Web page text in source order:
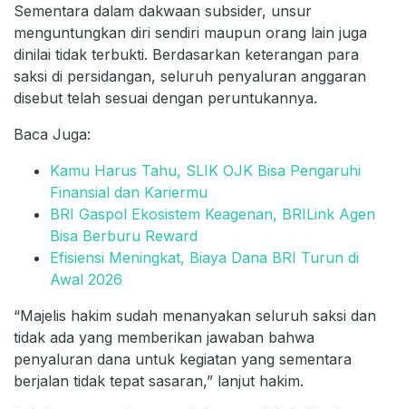
Sementara dalam dakwaan subsider, unsur
menguntungkan diri sendiri maupun orang lain juga
dinilai tidak terbukti. Berdasarkan keterangan para
saksi di persidangan, seluruh penyaluran anggaran
disebut telah sesuai dengan peruntukannya.
Baca Juga:
Kamu Harus Tahu, SLIK OJK Bisa Pengaruhi
Finansial dan Kariermu
BRI Gaspol Ekosistem Keagenan, BRILink Agen
Bisa Berburu Reward
Efisiensi Meningkat, Biaya Dana BRI Turun di
Awal 2026
“Majelis hakim sudah menanyakan seluruh saksi dan
tidak ada yang memberikan jawaban bahwa
penyaluran dana untuk kegiatan yang sementara
berjalan tidak tepat sasaran,” lanjut hakim.